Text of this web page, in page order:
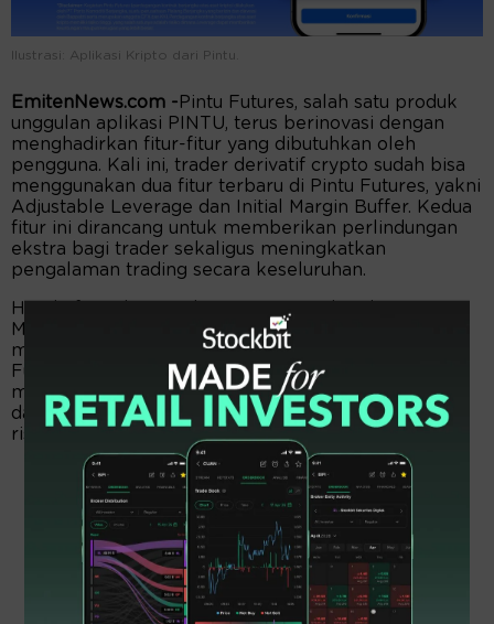
Ilustrasi: Aplikasi Kripto dari Pintu.
EmitenNews.com - Pintu Futures, salah satu produk
unggulan aplikasi PINTU, terus berinovasi dengan
menghadirkan fitur-fitur yang dibutuhkan oleh
pengguna. Kali ini, trader derivatif crypto sudah bisa
menggunakan dua fitur terbaru di Pintu Futures, yakni
Adjustable Leverage dan Initial Margin Buffer. Kedua
fitur ini dirancang untuk memberikan perlindungan
ekstra bagi trader sekaligus meningkatkan
pengalaman trading secara keseluruhan.
Head of Product Marketing PINTU Iskandar
Mohammad mengungkapkan, “Kami selalu
mendengarkan masukan dari para pengguna Pintu
Futures dan kini kami hadirkan fitur yang bisa
memberikan fleksibilitas yaitu Adjustable Leverage
dan juga fitur Initial Margin Buffer untuk mengurangi
risiko trading derivatif crypto”